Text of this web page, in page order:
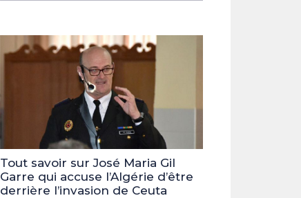
Tout savoir sur José Maria Gil
Garre qui accuse l’Algérie d’être
derrière l’invasion de Ceuta